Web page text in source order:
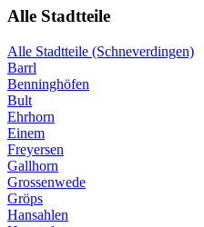
Alle Stadtteile
Alle Stadtteile (Schneverdingen)
Barrl
Benninghöfen
Bult
Ehrhorn
Einem
Freyersen
Gallhorn
Grossenwede
Gröps
Hansahlen